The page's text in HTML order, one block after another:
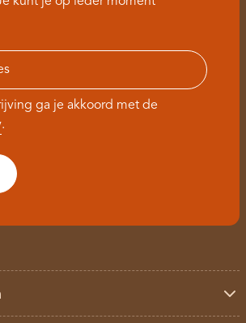
ga je akkoord met de
.